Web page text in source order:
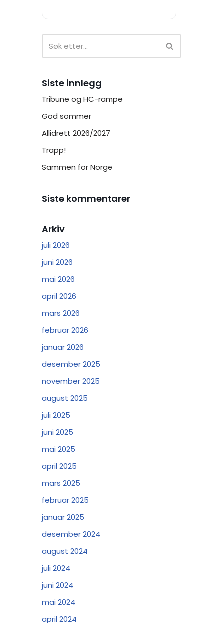
Siste innlegg
Tribune og HC-rampe
God sommer
Allidrett 2026/2027
Trapp!
Sammen for Norge
Siste kommentarer
Arkiv
juli 2026
juni 2026
mai 2026
april 2026
mars 2026
februar 2026
januar 2026
desember 2025
november 2025
august 2025
juli 2025
juni 2025
mai 2025
april 2025
mars 2025
februar 2025
januar 2025
desember 2024
august 2024
juli 2024
juni 2024
mai 2024
april 2024